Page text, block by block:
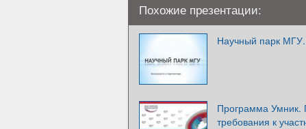
Похожие презентации:
Научный парк
Программа Умник.
требования к